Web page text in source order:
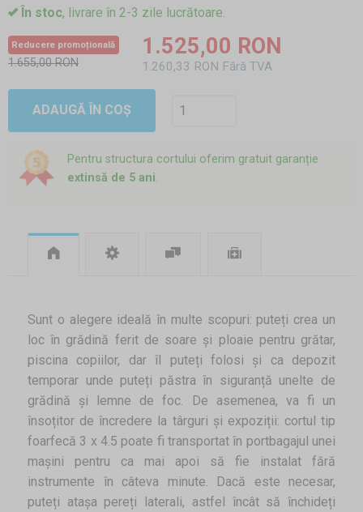
În stoc, livrare în 2-3 zile lucrătoare.
Reducere promoțională
1.655,00 RON
1.525,00 RON
1.260,33 RON Fără TVA
ADAUGĂ ÎN COȘ
Pentru structura cortului oferim gratuit garanție
extinsă de 5 ani.
Sunt o alegere ideală în multe scopuri: puteți crea un
loc în grădină ferit de soare și ploaie pentru grătar,
piscina copiilor, dar îl puteți folosi și ca depozit
temporar unde puteți păstra în siguranță unelte de
grădină și lemne de foc. De asemenea, va fi un
însoțitor de încredere la târguri și expoziții: cortul tip
foarfecă 3 x 4.5 poate fi transportat în portbagajul unei
mașini pentru ca mai apoi să fie instalat fără
instrumente în câteva minute. Dacă este necesar,
puteți atașa pereți laterali, astfel încât să închideți